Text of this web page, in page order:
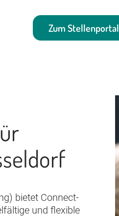
Zum Stellenportal
bietet Connect-
und flexible